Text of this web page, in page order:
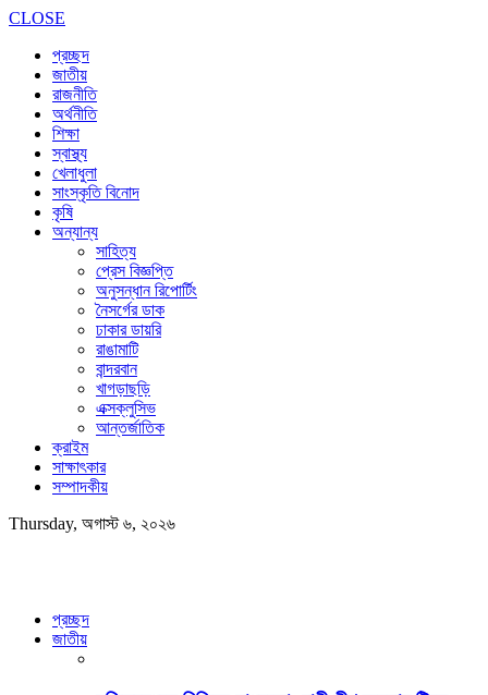
CLOSE
প্রচ্ছদ
জাতীয়
রাজনীতি
অর্থনীতি
শিক্ষা
স্বাস্থ্য
খেলাধুলা
সাংস্কৃতি বিনোদ
কৃষি
অন্যান্য
সাহিত্য
প্রেস বিজ্ঞপ্তি
অনুসন্ধান রিপোর্টিং
নৈসর্গের ডাক
ঢাকার ডায়রি
রাঙামাটি
বান্দরবান
খাগড়াছড়ি
এক্সক্লুসিভ
আন্তর্জাতিক
ক্রাইম
সাক্ষাৎকার
সম্পাদকীয়
Thursday, অগাস্ট ৬, ২০২৬
প্রচ্ছদ
জাতীয়